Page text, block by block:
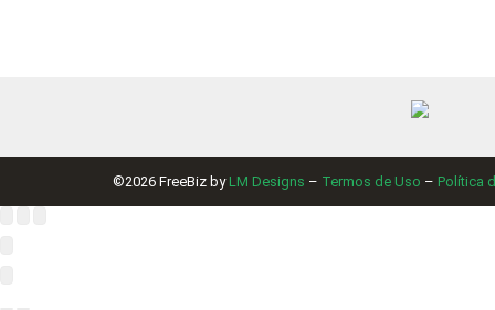
USB C Hub, Cabos & Plugs USB-C com vídeo 4k RJ45 Ethernet
©2026 FreeBiz by LM Designs – Termos de Uso – Política